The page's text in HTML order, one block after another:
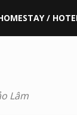
/
Lâm